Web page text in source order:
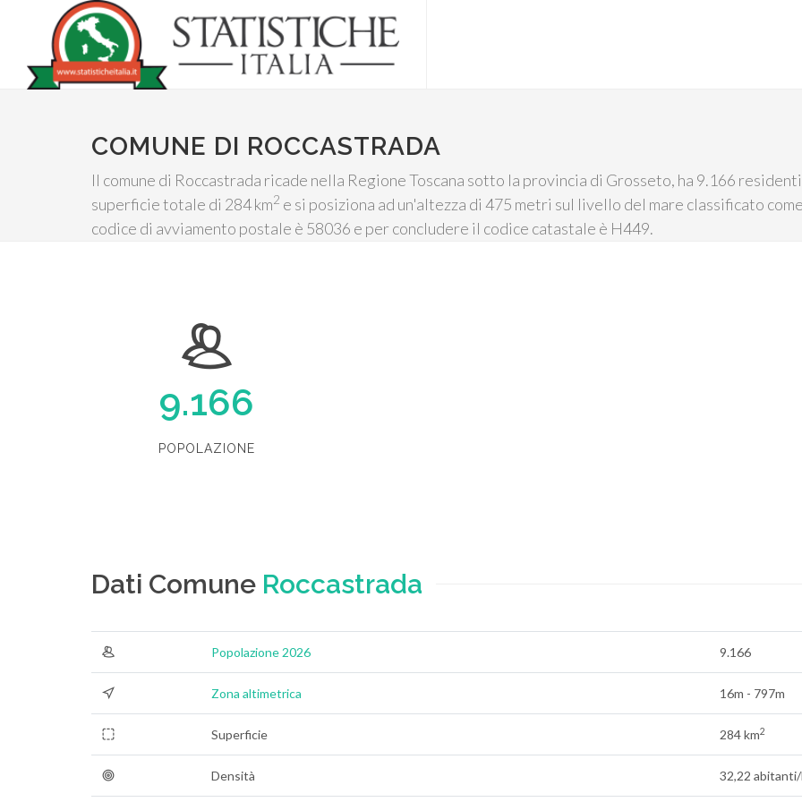
COMUNE DI ROCCASTRADA
Il comune di Roccastrada ricade nella Regione Toscana sotto la provincia di Grosseto, ha 9.166
superficie totale di 284 km2 e si posiziona ad un'altezza di 475 metri sul livello del mare classificato
codice di avviamento postale è 58036 e per concludere il codice catastale è H449.
9.166
POPOLAZIONE
Dati Comune Roccastrada
Popolazione 2026 9.166
Zona altimetrica 16m - 797m
Superficie 284 km2
Densità 32,22 abitanti/